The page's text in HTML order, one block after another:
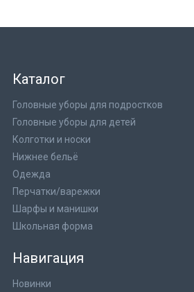
Каталог
Головные уборы для подростков
Головные уборы для детей
Колготки и носки
Нижнее бельё
Одежда
Перчатки/варежки
Шарфы и манишки
Школьная форма
Навигация
Новинки